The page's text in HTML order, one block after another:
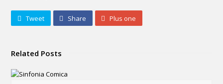
Tweet Share Plus one
Related Posts